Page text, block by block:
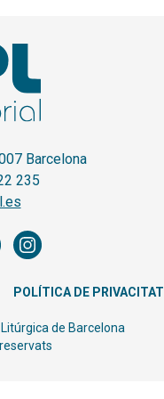
Barcelona
235
POLÍTICA DE PRIVACITAT
de Barcelona